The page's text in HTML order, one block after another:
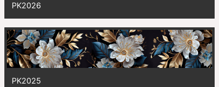
PK2026
PK2025